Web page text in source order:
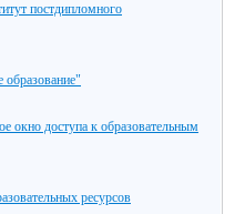
постдипломного
образование"
окно доступа к образовательным
ресурсов